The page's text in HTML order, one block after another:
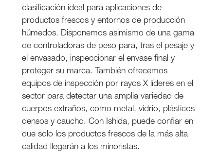
clasificación ideal para aplicaciones de
productos frescos y entornos de producción
húmedos. Disponemos asimismo de una gama
de controladoras de peso para, tras el pesaje y
el envasado, inspeccionar el envase final y
proteger su marca. También ofrecemos
equipos de inspección por rayos X líderes en el
sector para detectar una amplia variedad de
cuerpos extraños, como metal, vidrio, plásticos
densos y caucho. Con Ishida, puede confiar en
que solo los productos frescos de la más alta
calidad llegarán a los minoristas.